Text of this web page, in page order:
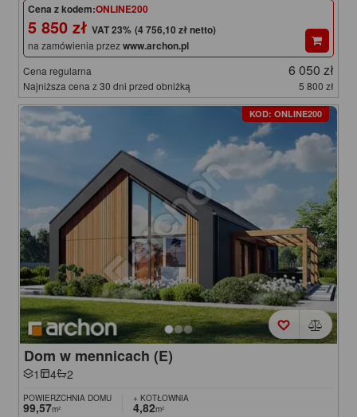
Cena z kodem:ONLINE200
5 850 zł (4 756,10 zł netto)
na zamówienia przezwww.archon.pl
Cena regularna 6 050 zł
Najniższa cena z 30 dni przed obniżką 5 800 zł
KOD: ONLINE200
Dom w mennicach (E)
1 4 2
POWIERZCHNIA DOMU
99,57m²
+ KOTŁOWNIA
4,82m²